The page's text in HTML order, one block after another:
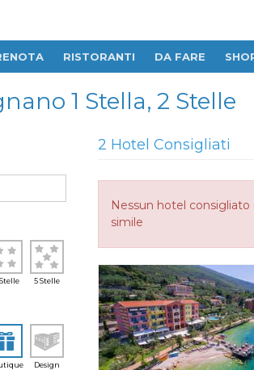
RISTORANTI DA FARE
1 Stella, 2 Stelle
5 Stelle
Design
2 Hotel Consigliati
Nessun hotel consigliato
simile